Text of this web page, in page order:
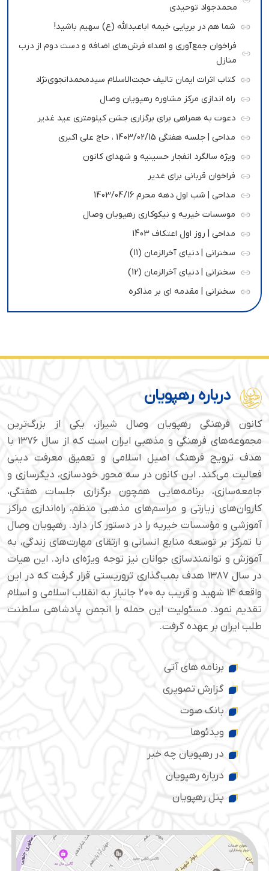
محمدجواد توحیدی
شما هم در برپایی خیمه اباعبدالله (ع) سهیم باشید!
فراخوان جمع‌آوری و اهداء فرش‌های اضافه و دست دوم از درب
منازل
کتاب اثرات ایمان تالیف حجت‌الاسلام سیدمحمدانجوی‌نژاد
راه اندازی مرکز مشاوره رهپویان وصال
دعوت به همراهی برای برگزاری جشن کیلومتری عید غدیر
مداحی | جلسه هفتگی 1403/02/15 ، حاج علی اکبری
ویژه سالگرد انفجار حسینیه و شهدای کانون
فراخوان قربانی برای غدیر
مداحی | شب اول دهه محرم 1403/04/16
موسسات خیریه و نیکوکاری رهپویان وصال
مداحی | روز اول اعتکاف 1403
سخنرانی | دنیای آخرالزمان (11)
سخنرانی | دنیای آخرالزمان (12)
سخنرانی | مقدمه ای بر مذاکره
درباره رهپویان
کانون فرهنگی رهپویان وصال شیراز، یکی از بزرگ‌ترین
مجموعه‌های فرهنگی و مذهبی ایران است که از سال ۱۳۷۶ با
هدف ترویج فرهنگ اصیل اسلامی و تعمیق معرفت دینی
فعالیت می‌کند. این کانون در سه محور خودسازی، دیگرسازی و
جامعه‌سازی، برنامه‌هایی همچون برگزاری جلسات هفتگی،
کاروان‌های زیارتی و مراسم‌های مذهبی منظم، راه‌اندازی مراکز
آموزشی و مؤسسات خیریه را در دستور کار دارد. رهپویان وصال
با تمرکز بر توسعه منابع انسانی و ارتقای مهارت‌های زندگی، به
آموزش و توانمندسازی جوانان نیز توجه ویژه‌ای دارد. این هیات
در سال ۱۳۸۷ هدف بمب‌گذاری تروریستی قرار گرفت که در این
واقعه ۱۴ شهید و قریب به ۲۰۰ جانباز به انقلاب اسلامی و اسلام
تقدیم نمود. مسئولیت این حمله را انجمن پادشاهی سلطنت
طلب ایران بر عهده گرفت.
برنامه های آتی
گزارش تصویری
بانک صوت
ویدئوها
در رهپویان چه خبر
درباره رهپویان
پنل رهپویان